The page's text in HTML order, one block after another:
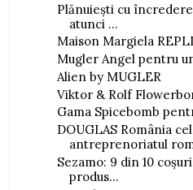
Plănuiești cu
atunci ...
Maison Margiela
Mugler Angel pentru
Alien by MUGLER
Viktor & Rolf
Gama Spicebomb
DOUGLAS România
antreprenoriatul
Sezamo: 9 din 10
produs...